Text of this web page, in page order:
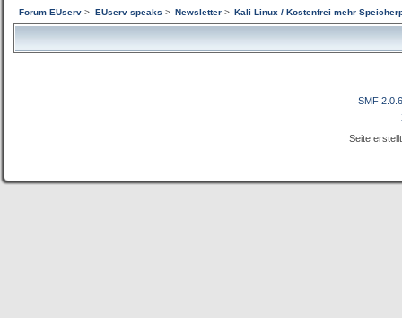
Forum EUserv > EUserv speaks > Newsletter> Kali Linux / Kostenfrei mehr
SMF 2.0.6
Seite